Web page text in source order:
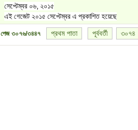
সেপ্টেম্বর ০৬, ২০১৫
এই গেজেট ২০১৫ সেপ্টেম্বর এ প্রকাশিত হয়েছে
পেজ ৩০৭৬/৩৪৪৭ প্রথম পাতা পূর্ববর্তী ৩০৭৪